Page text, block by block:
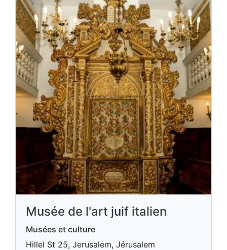
Musée de l'art juif italien
Musées et culture
Hillel St 25, Jerusalem, Jérusalem